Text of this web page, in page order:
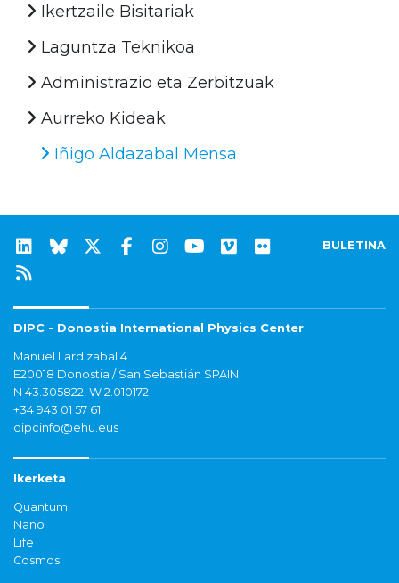
Ikertzaile Bisitariak
Laguntza Teknikoa
Administrazio eta Zerbitzuak
Aurreko Kideak
Iñigo Aldazabal Mensa
BULETINA
DIPC - Donostia International Physics Center
Manuel Lardizabal 4
E20018 Donostia / San Sebastián SPAIN
N 43.305822, W 2.010172
+34 943 01 57 61
dipcinfo@ehu.eus
Ikerketa
Quantum
Nano
Life
Cosmos